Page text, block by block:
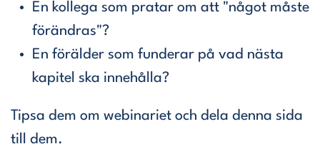
En kollega som pratar om att "något måste
förändras"?
En förälder som funderar på vad nästa
kapitel ska innehålla?
Tipsa dem om webinariet och dela denna sida
till dem.